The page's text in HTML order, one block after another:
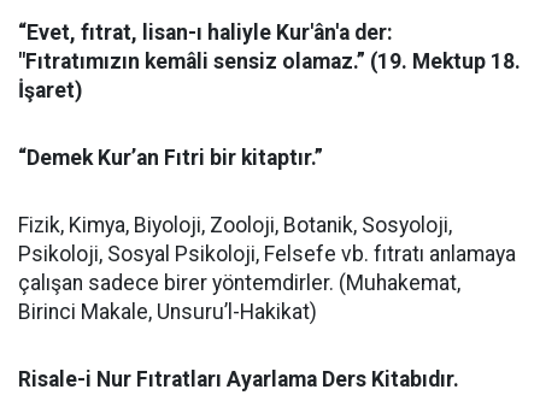
“Evet, fıtrat, lisan-ı haliyle Kur'ân'a der:
"Fıtratımızın kemâli sensiz olamaz.” (19. Mektup 18.
İşaret)
“Demek Kur’an Fıtri bir kitaptır.”
Fizik, Kimya, Biyoloji, Zooloji, Botanik, Sosyoloji,
Psikoloji, Sosyal Psikoloji, Felsefe vb. fıtratı anlamaya
çalışan sadece birer yöntemdirler. (Muhakemat,
Birinci Makale, Unsuru’l-Hakikat)
Risale-i Nur Fıtratları Ayarlama Ders Kitabıdır.